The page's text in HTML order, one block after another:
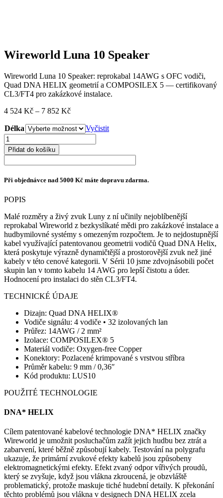
Wireworld Luna 10 Speaker
Wireworld Luna 10 Speaker: reprokabal 14AWG s OFC vodiči,
Quad DNA HELIX geometrií a COMPOSILEX 5 — certifikovaný
CL3/FT4 pro zakázkové instalace.
4 524 Kč – 7 852 KčRozpětí
4
524 Kč
až
7
852 Kč
Délka
Vyčistit
Wireworld
Luna
10
Speaker
Přidat do košíku
Při objednávce nad 5000 Kč máte dopravu zdarma.
POPIS
Malé rozměry a živý zvuk Luny z ní učinily nejoblíbenější
reprokabal Wireworld z bezkyslíkaté mědi pro zakázkové instalace a
hudbymilovné systémy s omezeným rozpočtem. Je to nejdostupnější
kabel využívající patentovanou geometrii vodičů Quad DNA Helix,
která poskytuje výrazně dynamičtější a prostorovější zvuk než jiné
kabely v této cenové kategorii. V Sérii 10 jsme zdvojnásobili počet
skupin lan v tomto kabelu 14 AWG pro lepší čistotu a úder.
Hodnocení pro instalaci do stěn CL3/FT4.
TECHNICKÉ ÚDAJE
Dizajn: Quad DNA HELIX®
Vodiče signálu: 4 vodiče • 32 izolovaných lan
Průřez: 14AWG / 2 mm²
Izolace: COMPOSILEX® 5
Materiál vodiče: Oxygen-free Copper
Konektory: Pozlacené krimpované s vrstvou stříbra
Průměr kabelu: 9 mm / 0,36″
Kód produktu: LUS10
POUŽITÉ TECHNOLOGIE
DNA* HELIX
Cílem patentované kabelové technologie DNA* HELIX značky
Wireworld je umožnit posluchačům zažít jejich hudbu bez ztrát a
zabarvení, které běžně způsobují kabely. Testování na polygrafu
ukazuje, že primární zvukové efekty kabelů jsou způsobeny
elektromagnetickými efekty. Efekt zvaný odpor vířivých proudů,
který se zvyšuje, když jsou vlákna zkroucená, je obzvláště
problematický, protože maskuje tiché hudební detaily. K překonání
těchto problémů jsou vlákna v designech DNA HELIX zcela